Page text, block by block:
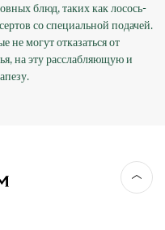
блюд, таких как лосось-
со специальной подачей.
не могут отказаться от
на эту расслабляющую и